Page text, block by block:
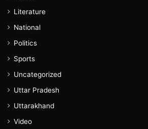
Literature
National
Politics
Sports
Uncategorized
Uttar Pradesh
Uttarakhand
Video